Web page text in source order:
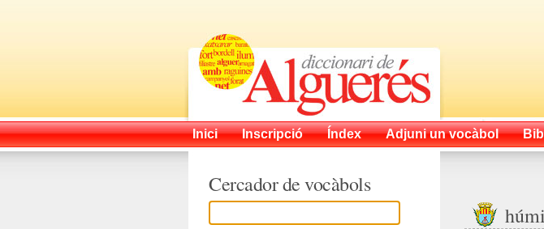
Inici Inscripció Índex Adjuni un vocàbol
Cercador de vocàbols